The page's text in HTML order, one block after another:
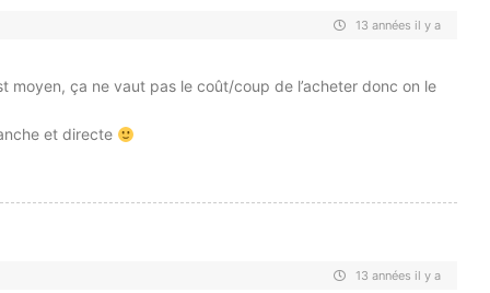
13 années il y a
moyen, ça ne vaut pas le coût/coup de l’acheter donc on le
et directe
13 années il y a